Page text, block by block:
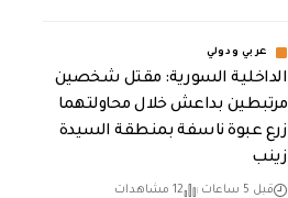
عربي ودولي
الداخلية السورية: مقتل شخصين
مرتبطين بداعش خلال محاولتهما
زرع عبوة ناسفة بمنطقة السيدة
زينب
قبل 5 ساعات 12 مشاهدات